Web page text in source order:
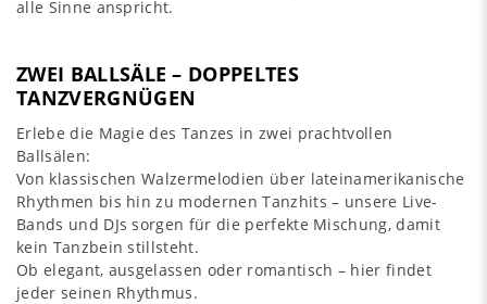
alle Sinne anspricht.
ZWEI BALLSÄLE – DOPPELTES
TANZVERGNÜGEN
Erlebe die Magie des Tanzes in zwei prachtvollen
Ballsälen:
Von klassischen Walzermelodien über lateinamerikanische
Rhythmen bis hin zu modernen Tanzhits – unsere Live-
Bands und DJs sorgen für die perfekte Mischung, damit
kein Tanzbein stillsteht.
Ob elegant, ausgelassen oder romantisch – hier findet
jeder seinen Rhythmus.